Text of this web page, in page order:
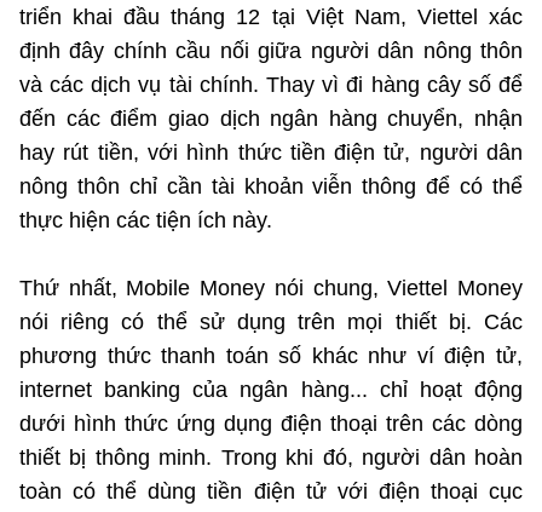
triển khai đầu tháng 12 tại Việt Nam, Viettel xác
định đây chính cầu nối giữa người dân nông thôn
và các dịch vụ tài chính. Thay vì đi hàng cây số để
đến các điểm giao dịch ngân hàng chuyển, nhận
hay rút tiền, với hình thức tiền điện tử, người dân
nông thôn chỉ cần tài khoản viễn thông để có thể
thực hiện các tiện ích này.
Thứ nhất, Mobile Money nói chung, Viettel Money
nói riêng có thể sử dụng trên mọi thiết bị. Các
phương thức thanh toán số khác như ví điện tử,
internet banking của ngân hàng... chỉ hoạt động
dưới hình thức ứng dụng điện thoại trên các dòng
thiết bị thông minh. Trong khi đó, người dân hoàn
toàn có thể dùng tiền điện tử với điện thoại cục